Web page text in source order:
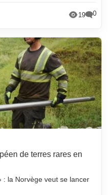
19 0
de terres rares en
: la Norvège veut se lancer